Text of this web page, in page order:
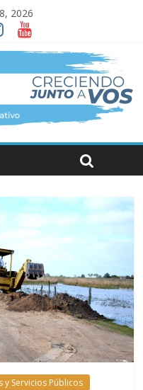
2026
y Servicios Públicos